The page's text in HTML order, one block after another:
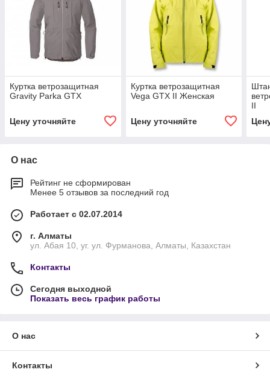
Куртка ветрозащитная
Gravity Parka GTX
Цену уточняйте
Куртка ветрозащитная
Vega GTX II Женская
Цену уточняйте
II
О нас
Рейтинг не сформирован
Менее 5 отзывов за последний год
Работает с 02.07.2014
г. Алматы
ул. Абая 10, уг. ул. Фурманова, Алматы, Казахстан
Контакты
Сегодня выходной
Показать весь график работы
О нас
Контакты